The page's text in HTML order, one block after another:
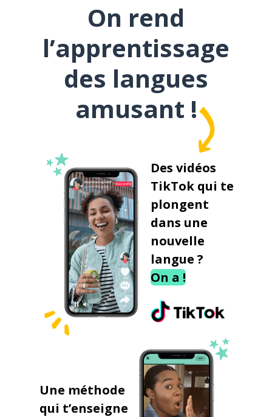
On rend
l’apprentissage
des langues
amusant !
Des vidéos
TikTok qui te
plongent
dans une
nouvelle
langue ?
On a !
Une méthode
qui t’enseigne